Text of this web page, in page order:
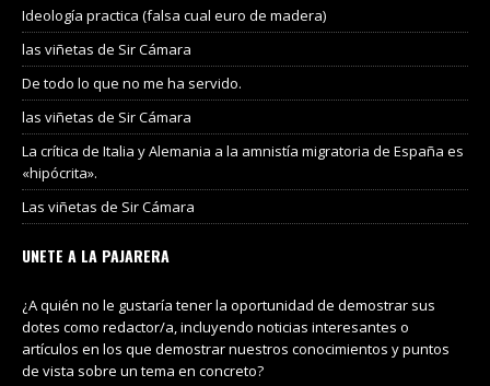
Ideología practica (falsa cual euro de madera)
las viñetas de Sir Cámara
De todo lo que no me ha servido.
las viñetas de Sir Cámara
La crítica de Italia y Alemania a la amnistía migratoria de España es
«hipócrita».
Las viñetas de Sir Cámara
UNETE A LA PAJARERA
¿A quién no le gustaría tener la oportunidad de demostrar sus
dotes como redactor/a, incluyendo noticias interesantes o
artículos en los que demostrar nuestros conocimientos y puntos
de vista sobre un tema en concreto?